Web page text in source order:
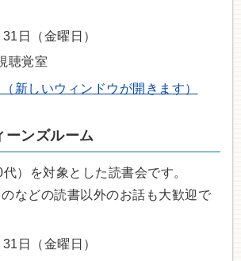
日（金曜日）
聴覚室
新しいウィンドウが開きます）
ーンズルーム
）を対象とした読書会です。
などの読書以外のお話も大歓迎で
日（金曜日）